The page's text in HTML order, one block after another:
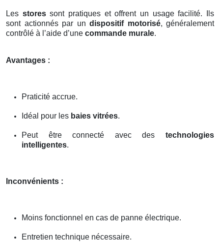
Les storessont pratiques et offrent un usage facilité. Ils
sont actionnés par un dispositif motorisé, généralement
contrôlé à l’aide d’une commande murale.
Avantages :
Praticité accrue.
Idéal pour les baies vitrées.
Peut être connecté avec des technologies
intelligentes.
Inconvénients :
Moins fonctionnel en cas de panne électrique.
Entretien technique nécessaire.